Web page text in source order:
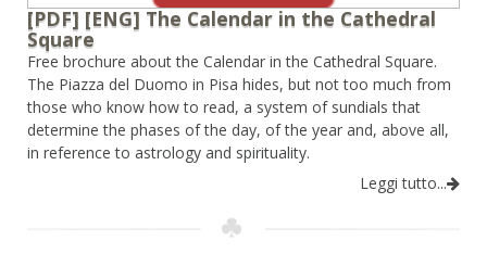
[PDF] [ENG] The Calendar in the Cathedral
Square
Free brochure about the Calendar in the Cathedral Square.
The Piazza del Duomo in Pisa hides, but not too much from
those who know how to read, a system of sundials that
determine the phases of the day, of the year and, above all,
in reference to astrology and spirituality.
Leggi tutto...